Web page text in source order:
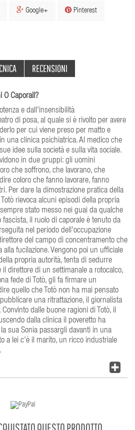
Google+ Pinterest
RECENSIONI
O Caporali?
e dall'insensibilità
di posa, al quale si è rivolto per avere
per cui viene preso per matto e
una clinica psichiatrica. Al medico che
idee sulla società e sulla vita sociale.
in due gruppi: gli uomini
che soffrono, che lavorano, che
coloro che fanno lavorare, fanno
Per dare la dimostrazione pratica della
rievoca alcuni episodi della propria
stato messo nei guai da qualche
fascista, il ruolo di caporale è tenuto da
nel periodo dell'occupazione
del campo di concentramento che
fucilazione. Vengono poi un ufficiale
propria autorità, tenta di sedurre
il direttore di un settimanale a rotocalco,
fede di Totò, gli fa firmare un
quello che Totò non ha mai pensato
una ritrattazione, il giornalista
dalle buone ragioni di Totò, il
dalla clinica il poveretto ha
sua Sonia passargli davanti in una
a lei c'è il marito, un ricco industriale